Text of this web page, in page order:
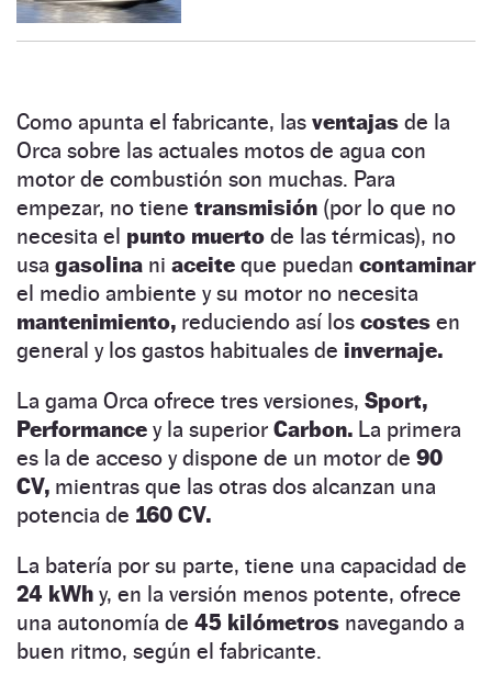
Como apunta el fabricante, las ventajas de la
Orca sobre las actuales motos de agua con
motor de combustión son muchas. Para
empezar, no tiene transmisión (por lo que no
necesita el punto muerto de las térmicas), no
usa gasolina ni aceite que puedan contaminar
el medio ambiente y su motor no necesita
mantenimiento, reduciendo así los costes en
general y los gastos habituales de invernaje.
La gama Orca ofrece tres versiones, Sport,
Performance y la superior Carbon. La primera
es la de acceso y dispone de un motor de 90
CV, mientras que las otras dos alcanzan una
potencia de 160 CV.
La batería por su parte, tiene una capacidad de
24 kWh y, en la versión menos potente, ofrece
una autonomía de 45 kilómetros navegando a
buen ritmo, según el fabricante.